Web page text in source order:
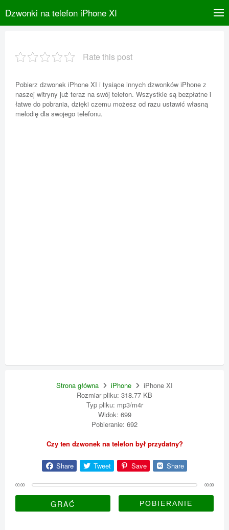
Dzwonki na telefon iPhone XI
Rate this post
Pobierz dzwonek iPhone XI i tysiące innych dzwonków iPhone z
naszej witryny już teraz na swój telefon. Wszystkie są bezpłatne i
łatwe do pobrania, dzięki czemu możesz od razu ustawić własną
melodię dla swojego telefonu.
Strona główna iPhone
iPhone XI
Rozmiar pliku: 318.77 KB
Typ pliku: mp3/m4r
Widok: 699
Pobieranie: 692
Czy ten dzwonek na telefon był przydatny?
Share Tweet Save Share
00:00 00:00
GRAĆ